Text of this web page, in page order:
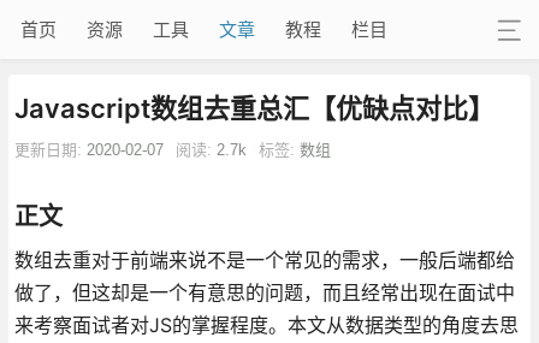
首页 资源 工具 文章 教程 栏目
Javascript数组去重总汇【优缺点对比】
更新日期: 2020-02-07 阅读: 2.7k 标签: 数组
正文
数组去重对于前端来说不是一个常见的需求，一般后端都给
做了，但这却是一个有意思的问题，而且经常出现在面试中
来考察面试者对JS的掌握程度。本文从数据类型的角度去思